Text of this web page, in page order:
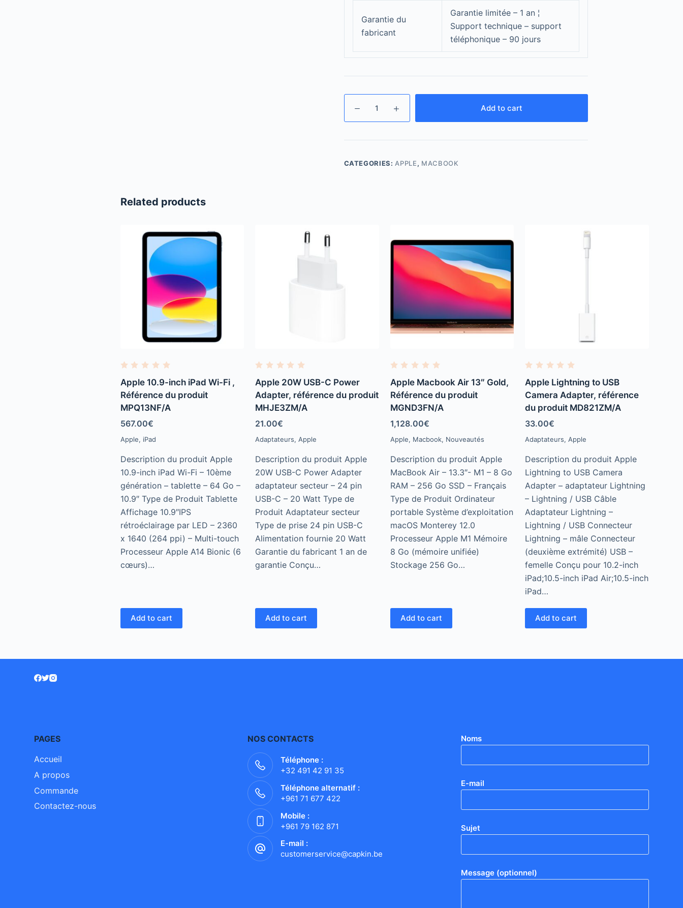
Garantie du
fabricant
Garantie limitée – 1 an ¦
Support technique – support
téléphonique – 90 jours
Add to cart
CATEGORIES:APPLE, MACBOOK
Related products
a
t
e
d
0
u
t
o
f
Apple 10.9-inch iPad Wi-Fi ,
Référence du produit
MPQ13NF/A
567.00€
Apple, iPad
Description du produit Apple
10.9-inch iPad Wi-Fi – 10ème
génération – tablette – 64 Go –
10.9″ Type de Produit Tablette
Affichage 10.9″IPS
rétroéclairage par LED – 2360
x 1640 (264 ppi) – Multi-touch
Processeur Apple A14 Bionic (6
cœurs)…
Add to cart
a
t
e
d
0
u
t
o
f
Apple 20W USB-C Power
Adapter, référence du produit
MHJE3ZM/A
21.00€
Adaptateurs,Apple
Description du produit Apple
20W USB-C Power Adapter
adaptateur secteur – 24 pin
USB-C – 20 Watt Type de
Produit Adaptateur secteur
Type de prise 24 pin USB-C
Alimentation fournie 20 Watt
Garantie du fabricant 1 an de
garantie Conçu…
Add to cart
a
t
e
d
0
u
t
o
f
Apple Macbook Air 13″ Gold,
Référence du produit
MGND3FN/A
1,128.00€
Apple, Macbook, Nouveautés
Description du produit Apple
MacBook Air – 13.3″- M1 – 8 Go
RAM – 256 Go SSD – Français
Type de Produit Ordinateur
portable Système d’exploitation
macOS Monterey 12.0
Processeur Apple M1 Mémoire
8 Go (mémoire unifiée)
Stockage 256 Go…
Add to cart
a
t
e
d
0
u
t
o
f
Apple Lightning to USB
Camera Adapter, référence
du produit MD821ZM/A
33.00€
Adaptateurs,Apple
Description du produit Apple
Lightning to USB Camera
Adapter – adaptateur Lightning
– Lightning / USB Câble
Adaptateur Lightning –
Lightning / USB Connecteur
Lightning – mâle Connecteur
(deuxième extrémité) USB –
femelle Conçu pour 10.2-inch
iPad;10.5-inch iPad Air;10.5-inch
iPad…
Add to cart
PAGES
Accueil
A propos
Commande
Contactez-nous
NOS CONTACTS
Téléphone :
+32 491 42 91 35
Téléphone alternatif :
+961 71 677 422
Mobile :
+961 79 162 871
E-mail :
customerservice@capkin.be
Noms
E-mail
Sujet
Message (optionnel)